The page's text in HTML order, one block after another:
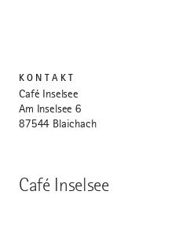
Café Inselsee
KONTAKT
Café Inselsee
Am Inselsee 6
87544 Blaichach